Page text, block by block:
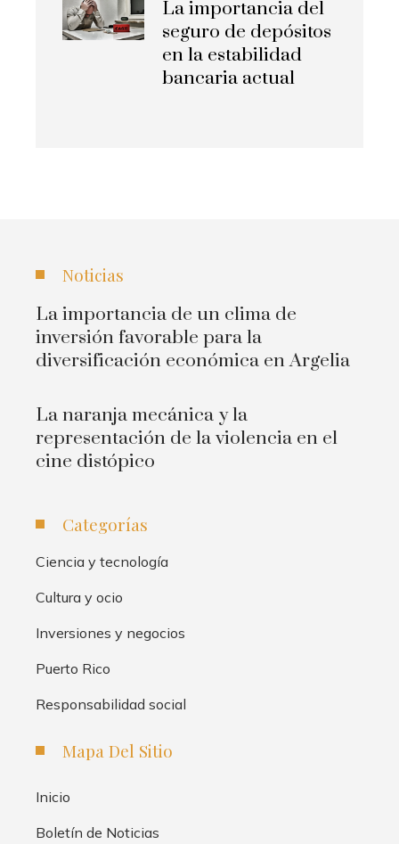
La importancia del
seguro de depósitos
en la estabilidad
bancaria actual
Noticias
La importancia de un clima de
inversión favorable para la
diversificación económica en Argelia
La naranja mecánica y la
representación de la violencia en el
cine distópico
Categorías
Ciencia y tecnología
Cultura y ocio
Inversiones y negocios
Puerto Rico
Responsabilidad social
Mapa Del Sitio
Inicio
Boletín de Noticias